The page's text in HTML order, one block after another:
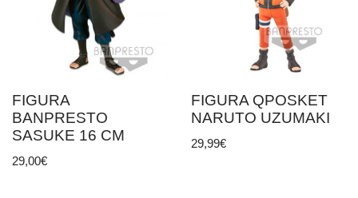
FIGURA
BANPRESTO
SASUKE 16 CM
29,00€
FIGURA QPOSKET
NARUTO UZUMAKI
29,99€